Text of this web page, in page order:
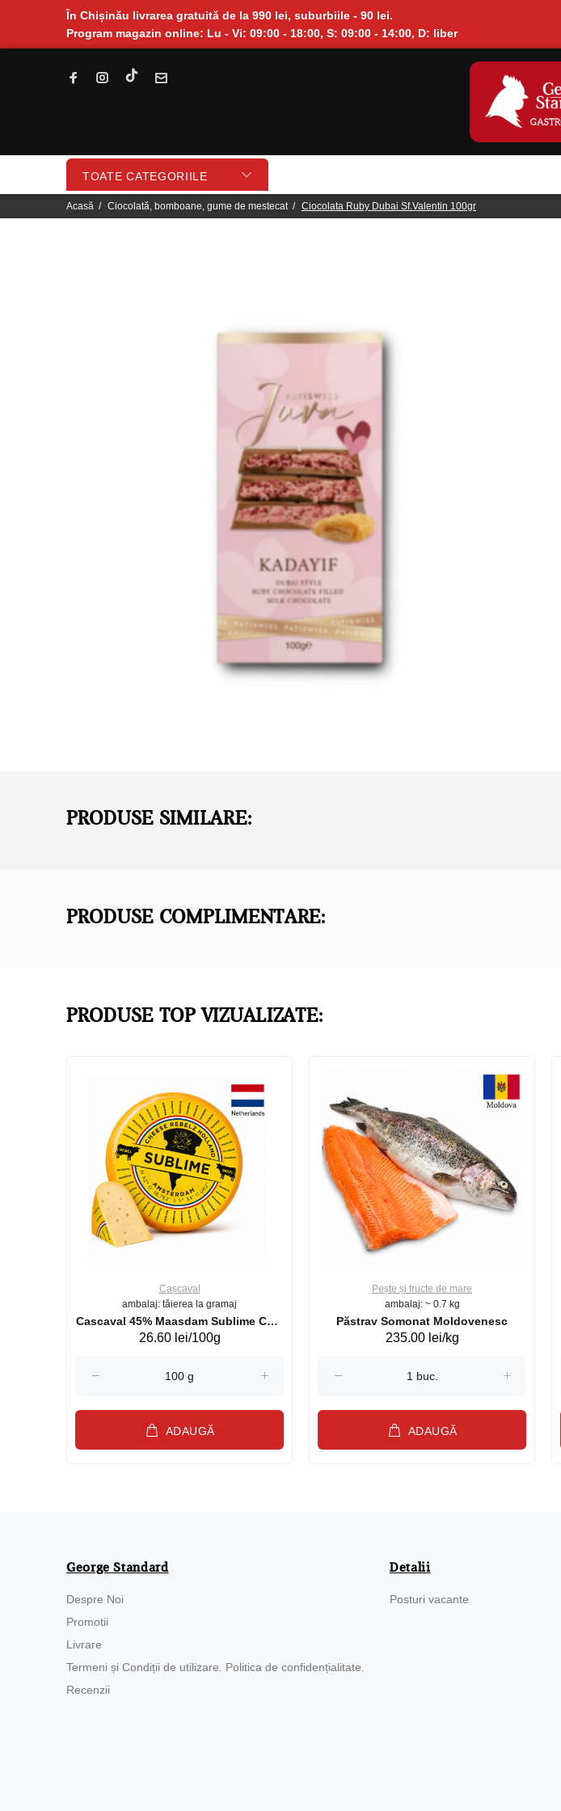
În Chișinău livrarea gratuită de la 990 lei, suburbiile - 90 lei.
Program magazin online: Lu - Vi: 09:00 - 18:00, S: 09:00 - 14:00, D: liber
TOATE CATEGORIILE
Acasă Ciocolată, bomboane, gume de mestecat Ciocolata Ruby Dubai Sf.Valentin 100gr
PRODUSE SIMILARE:
PRODUSE COMPLIMENTARE:
PRODUSE TOP VIZUALIZATE:
Cașcaval
ambalaj: tăierea la gramaj
Cascaval 45% Maasdam Sublime Cow
(075002)
26.60 lei/100g
ADAUGĂ
Pește și fructe de mare
ambalaj: ~ 0.7 kg
Păstrav Somonat Moldovenesc
235.00 lei/kg
ADAUGĂ
George Standard
Despre Noi
Promotii
Livrare
Termeni și Condiții de utilizare. Politica de confidențialitate.
Recenzii
Detalii
Posturi vacante